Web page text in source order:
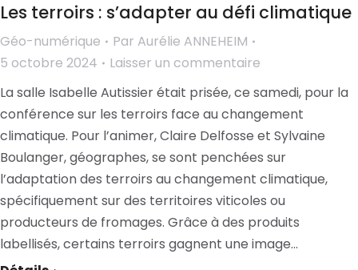
Les terroirs : s’adapter au défi climatique
Géo-numérique Par Aurélie ANNEHEIM
5 octobre 2024
Laisser un commentaire
La salle Isabelle Autissier était prisée, ce samedi, pour la
conférence sur les terroirs face au changement
climatique. Pour l’animer, Claire Delfosse et Sylvaine
Boulanger, géographes, se sont penchées sur
l’adaptation des terroirs au changement climatique,
spécifiquement sur des territoires viticoles ou
producteurs de fromages. Grâce à des produits
labellisés, certains terroirs gagnent une image…